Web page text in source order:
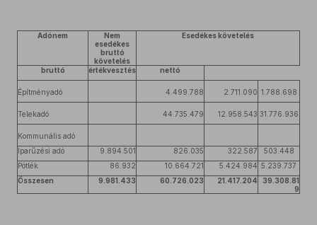
Adónem
Nem
esedékes
bruttó
követelés
Esedékes követelés
bruttó értékvesztés nettó
Építményadó 4.499.788 2.711.090 1.788.698
Telekadó 44.735.479 12.958.543 31.776.936
Kommunális adó
Iparűzési adó
9.894.501 826.035 322.587
503.448
Pótlék
86.932 10.664.721 5.424.984 5.239.737
Összesen
9.981.433 60.726.023 21.417.204
39.308.81
9